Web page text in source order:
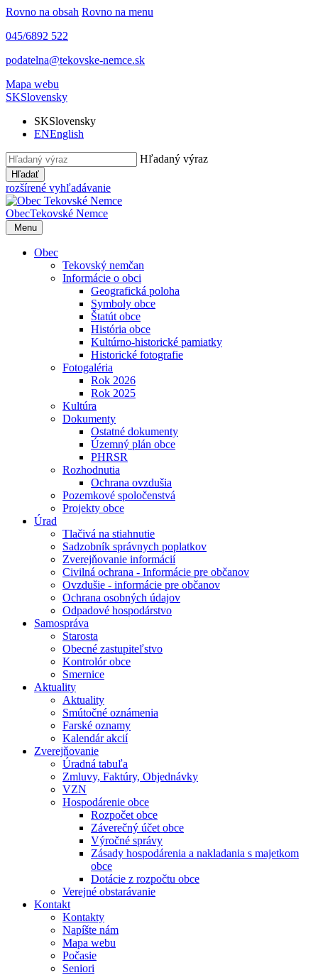
Rovno na obsah Rovno na menu
045/6892 522
podatelna@tekovske-nemce.sk
Mapa webu
SKSlovensky
SKSlovensky
ENEnglish
Hľadaný výraz
Hľadať
rozšírené vyhľadávanie
ObecTekovské Nemce
Menu
Obec
Tekovský nemčan
Informácie o obci
Geografická poloha
Symboly obce
Štatút obce
História obce
Kultúrno-historické pamiatky
Historické fotografie
Fotogaléria
Rok 2026
Rok 2025
Kultúra
Dokumenty
Ostatné dokumenty
Územný plán obce
PHRSR
Rozhodnutia
Ochrana ovzdušia
Pozemkové spoločenstvá
Projekty obce
Úrad
Tlačivá na stiahnutie
Sadzobník správnych poplatkov
Zverejňovanie informácií
Civilná ochrana - Informácie pre občanov
Ovzdušie - informácie pre občanov
Ochrana osobných údajov
Odpadové hospodárstvo
Samospráva
Starosta
Obecné zastupiteľstvo
Kontrolór obce
Smernice
Aktuality
Aktuality
Smútočné oznámenia
Farské oznamy
Kalendár akcií
Zverejňovanie
Úradná tabuľa
Zmluvy, Faktúry, Objednávky
VZN
Hospodárenie obce
Rozpočet obce
Záverečný účet obce
Výročné správy
Zásady hospodárenia a nakladania s majetkom
obce
Dotácie z rozpočtu obce
Verejné obstarávanie
Kontakt
Kontakty
Napíšte nám
Mapa webu
Počasie
Seniori